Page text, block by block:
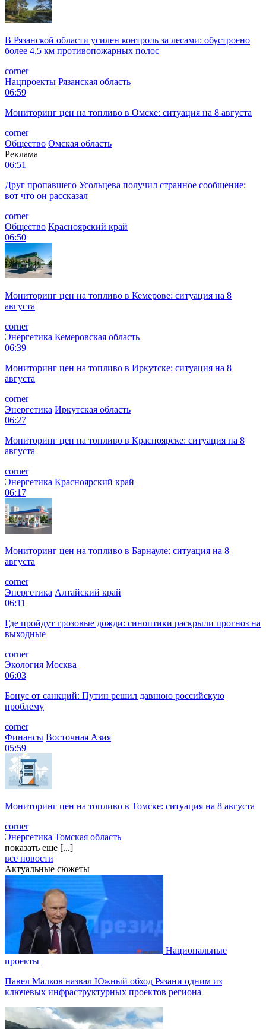
В Рязанской области усилен контроль за лесами: обустроено
более 4,5 км противопожарных полос
corner
Нацпроекты Рязанская область
06:59
Мониторинг цен на топливо в Омске: ситуация на 8 августа
corner
Общество Омская область
Реклама
06:51
Друг пропавшего Усольцева получил странное сообщение:
вот что он рассказал
corner
Общество Красноярский край
06:50
Мониторинг цен на топливо в Кемерове: ситуация на 8
августа
corner
Энергетика Кемеровская область
06:39
Мониторинг цен на топливо в Иркутске: ситуация на 8
августа
corner
Энергетика Иркутская область
06:27
Мониторинг цен на топливо в Красноярске: ситуация на 8
августа
corner
Энергетика Красноярский край
06:17
Мониторинг цен на топливо в Барнауле: ситуация на 8
августа
corner
Энергетика Алтайский край
06:11
Где пройдут грозовые дожди: синоптики раскрыли прогноз на
выходные
corner
Экология Москва
06:03
Бонус от санкций: Путин решил давнюю российскую
проблему
corner
Финансы Восточная Азия
05:59
Мониторинг цен на топливо в Томске: ситуация на 8 августа
corner
Энергетика Томская область
показать еще [...]
все новости
Актуальные сюжеты
Национальные
проекты
Павел Малков назвал Южный обход Рязани одним из
ключевых инфраструктурных проектов региона